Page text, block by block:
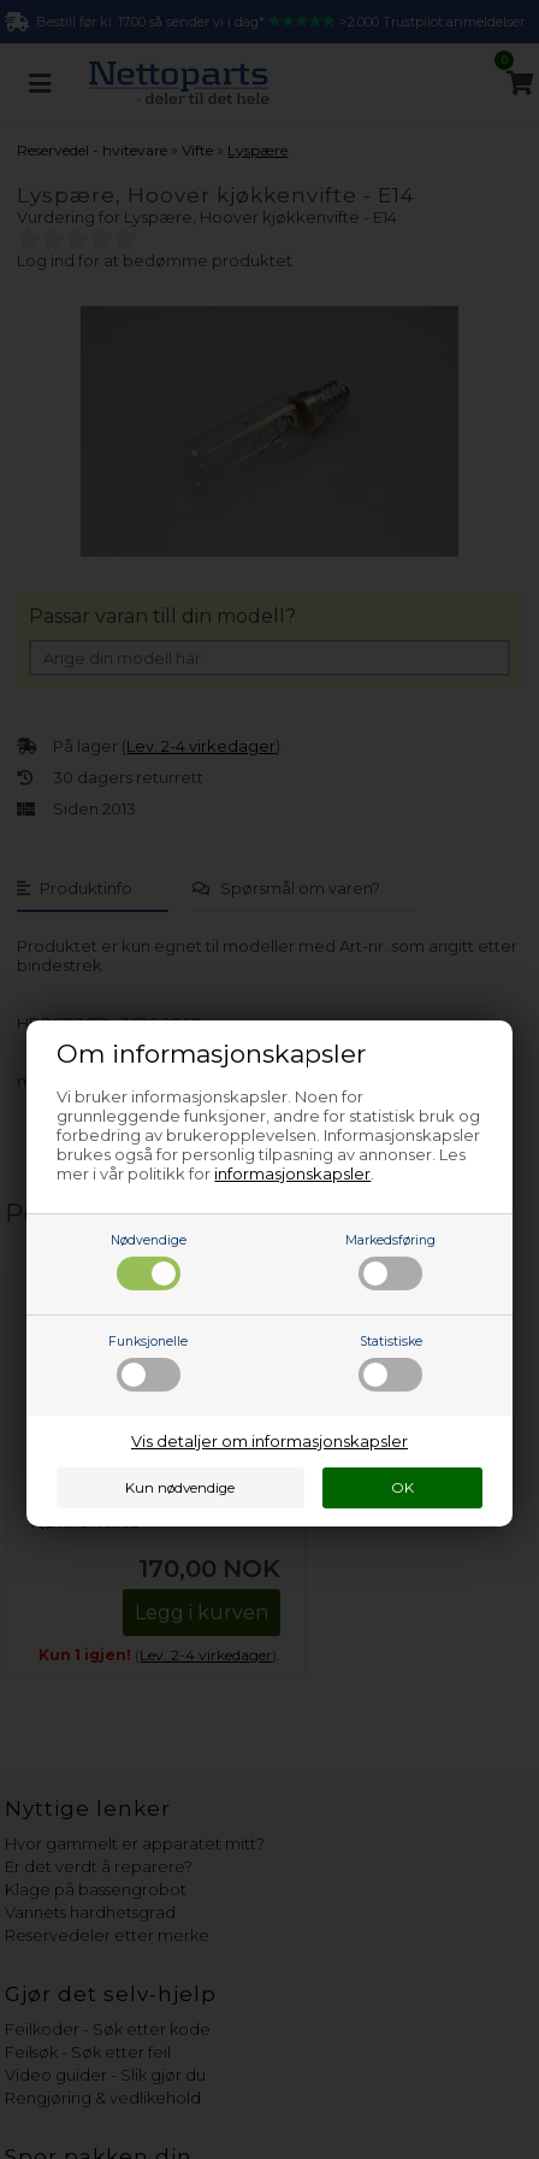
Om informasjonskapsler
Vi bruker informasjonskapsler. Noen for
grunnleggende funksjoner, andre for statistisk bruk og
forbedring av brukeropplevelsen. Informasjonskapsler
brukes også for personlig tilpasning av annonser. Les
mer i vår politikk for informasjonskapsler
Nødvendige Markedsføring
Funksjonelle Statistiske
Vis detaljer om informasjonskapsler
Bestill før kl. 17.00 så sender vi i dag* >2.000 Trustpilot anmeldelser
0
Reservedel - hvitevare »Vifte » Lyspære
Lyspære, Hoover kjøkkenvifte - E14
Vurdering for Lyspære, Hoover kjøkkenvifte - E14
Log ind for at bedømme produktet
Produktinfo Spørsmål om varen?
Produktet er kun egnet til modeller med Art-nr. som angitt etter
bindestrek.
HBP6123GR - 36900860
med flere…
På lager (Lev. 2-4 virkedager).
30 dagers returrett
Siden 2013
Passar varan till din modell?
Populære relaterte produkter
stålflater, universal
kjøkkenvifte
170,00 NOK
Legg i kurven
Kun 1 igjen! (Lev. 2-4 virkedager).
Nyttige lenker
Hvor gammelt er apparatet mitt?
Er det verdt å reparere?
Klage på bassengrobot
Vannets hardhetsgrad
Reservedeler etter merke
Gjør det selv-hjelp
Feilkoder - Søk etter kode
Feilsøk - Søk etter feil
Video guider - Slik gjør du
Rengjøring & vedlikehold